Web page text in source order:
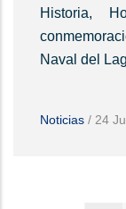
Historia,
Naval del
Noticias / 24